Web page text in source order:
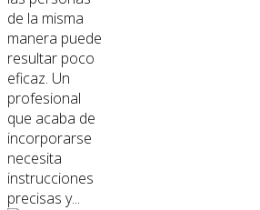
de la misma
manera puede
resultar poco
eficaz. Un
profesional
que acaba de
incorporarse
necesita
instrucciones
precisas y...